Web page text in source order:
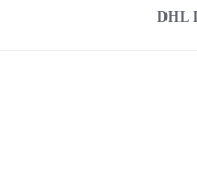
DHL